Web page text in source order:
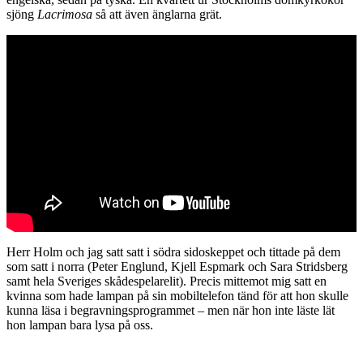
sjöng Lacrimosa så att även änglarna grät.
Herr Holm och jag satt satt i södra sidoskeppet och tittade på dem
som satt i norra (Peter Englund, Kjell Espmark och Sara Stridsberg
samt hela Sveriges skådespelarelit). Precis mittemot mig satt en
kvinna som hade lampan på sin mobiltelefon tänd för att hon skulle
kunna läsa i begravningsprogrammet – men när hon inte läste lät
hon lampan bara lysa på oss.